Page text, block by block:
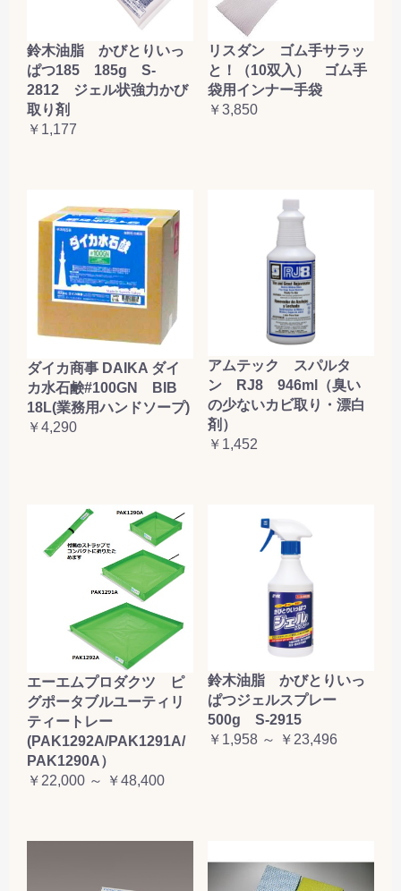
鈴木油脂 かびとりいっ
ぱつ185 185g S-
2812 ジェル状強力かび
取り剤
￥1,177
リスダン ゴム手サラッ
と！（10双入） ゴム手
袋用インナー手袋
￥3,850
ダイカ商事 DAIKA ダイ
カ水石鹸#100GN BIB
18L(業務用ハンドソープ)
￥4,290
アムテック スパルタ
ン RJ8 946ml（臭い
の少ないカビ取り・漂白
剤）
￥1,452
エーエムプロダクツ ピ
グポータブルユーティリ
ティートレー
(PAK1292A/PAK1291A/
PAK1290A）
￥22,000 ～ ￥48,400
鈴木油脂 かびとりいっ
ぱつジェルスプレー
500g S-2915
￥1,958 ～ ￥23,496